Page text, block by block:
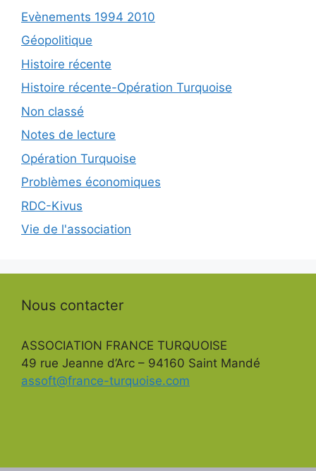
Evènements 1994 2010
Géopolitique
Histoire récente
Histoire récente-Opération Turquoise
Non classé
Notes de lecture
Opération Turquoise
Problèmes économiques
RDC-Kivus
Vie de l'association
Nous contacter
ASSOCIATION FRANCE TURQUOISE
49 rue Jeanne d’Arc – 94160 Saint Mandé
assoft@france-turquoise.com